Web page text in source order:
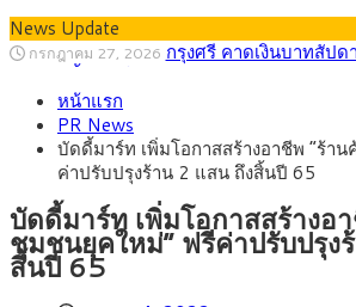
News Update
กรกฎาคม 27, 2026 กรุงศรี คาดเงินบาทสัป
หน้ารถไฟฟ้าสงขลา โมโนเรล 12.54 กม. เชื่
สิงหาคม 4, 2026
รายหัวเพียง 2,618 บาท เสนอทบทวนจัดสรร
งานจริง
สิงหาคม 3, 2026
33.00-33.60 ติดตามข้อมูลจ้างงานสหรัฐฯ
สิงหาคม 1, 2026 “เอกนิติ” เปิดเครื่องยนต์เ
เดินหน้า 5 ยุทธศาสตร์ รื้อโครงสร้างเศรษฐกิ
ศักยภาพ
กรกฎาคม 27, 2026 ภัยเงียบใกล้ตัวเด็ก LSD
ติดลายการ์ตูน กรมศุลกากร เตือนผู้ปกครองเฝ้
ใหญ่จากเยอรมนี
หน้าแรก
PR News
บัดดี้มาร์ท เพิ่มโอกาสสร้างอาชีพ “ร้า
ค่าปรับปรุงร้าน 2 แสน ถึงสิ้นปี 65
บัดดี้มาร์ท เพิ่มโอกาสสร้างอ
ชุมชนยุคใหม่” ฟรีค่าปรับปรุง
สิ้นปี 65